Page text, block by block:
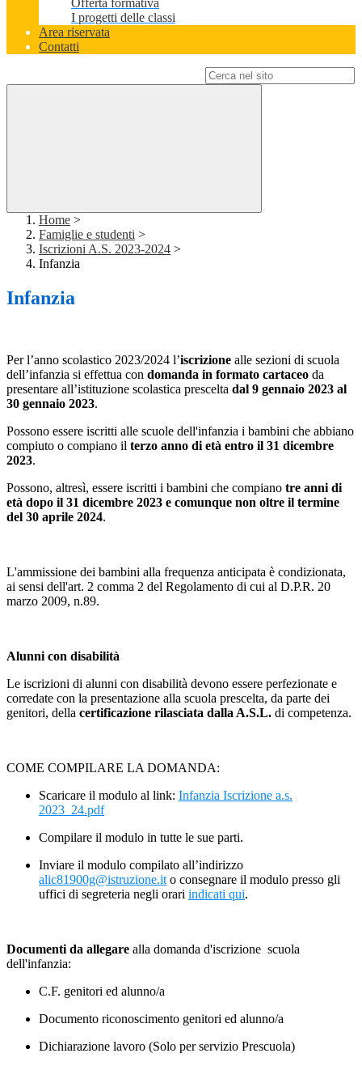
Offerta formativa
I progetti delle classi
Area riservata
Contatti
Home >
Famiglie e studenti >
Iscrizioni A.S. 2023-2024 >
Infanzia
Infanzia
Per l’anno scolastico 2023/2024 l’iscrizione alle sezioni di scuola
dell’infanzia si effettua con domanda in formato cartaceo da
presentare all’istituzione scolastica prescelta dal 9 gennaio 2023 al
30 gennaio 2023.
Possono essere iscritti alle scuole dell'infanzia i bambini che abbiano
compiuto o compiano il terzo anno di età entro il 31 dicembre
2023.
Possono, altresì, essere iscritti i bambini che compiano tre anni di
età dopo il 31 dicembre 2023 e comunque non oltre il termine
del 30 aprile 2024.
L'ammissione dei bambini alla frequenza anticipata è condizionata,
ai sensi dell'art. 2 comma 2 del Regolamento di cui al D.P.R. 20
marzo 2009, n.89.
Alunni con disabilità
Le iscrizioni di alunni con disabilità devono essere perfezionate e
corredate con la presentazione alla scuola prescelta, da parte dei
genitori, della certificazione rilasciata dalla A.S.L. di competenza.
COME COMPILARE LA DOMANDA:
Scaricare il modulo al link: Infanzia Iscrizione a.s.
2023_24.pdf
Compilare il modulo in tutte le sue parti.
Inviare il modulo compilato all’indirizzo
alic81900g@istruzione.it o consegnare il modulo presso gli
uffici di segreteria negli orari indicati qui.
Documenti da allegare alla domanda d'iscrizione scuola
dell'infanzia:
C.F. genitori ed alunno/a
Documento riconoscimento genitori ed alunno/a
Dichiarazione lavoro (Solo per servizio Prescuola)